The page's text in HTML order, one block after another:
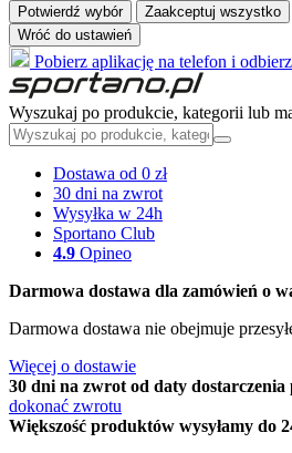
Potwierdź wybór
Zaakceptuj wszystko
Wróć do ustawień
Pobierz aplikację na telefon i
Wyszukaj po produkcie, kategorii lub
Dostawa od 0 zł
30 dni na zwrot
Wysyłka w 24h
Sportano Club
4.9 Opineo
Darmowa dostawa dla zamówień o
Darmowa dostawa nie obejmuje
Więcej o dostawie
30 dni na zwrot od daty dostarczenia
dokonać zwrotu
Większość produktów wysyłamy do